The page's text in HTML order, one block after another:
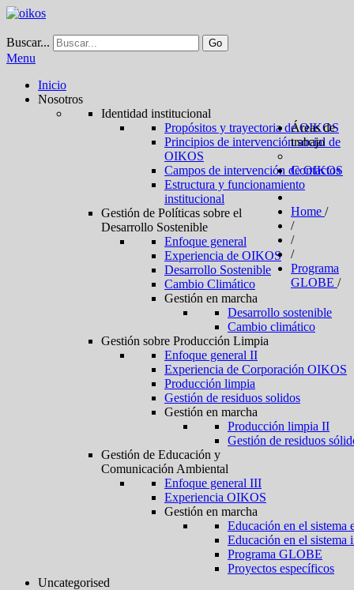
Buscar... Go
Menu
Inicio
Nosotros
Identidad institucional
Propósitos y trayectoria de OIKOS
Principios de intervención social de
OIKOS
Campos de intervención de OIKOS
Estructura y funcionamiento
institucional
Áreas de
trabajo
Gestión de Políticas sobre el
Desarrollo Sostenible
Enfoque general
Experiencia de OIKOS
Desarrollo Sostenible
Cambio Climático
Gestión en marcha
Desarrollo sostenible
Cambio climático
Gestión sobre Producción Limpia
Enfoque general II
Experiencia de Corporación OIKOS
Producción limpia
Gestión de residuos solidos
Gestión en marcha
Producción limpia II
Gestión de residuos
Gestión de Educación y
Comunicación Ambiental
Enfoque general III
Experiencia OIKOS
Gestión en marcha
Educación en el sistema
Educación en el sistema
Programa GLOBE
Proyectos específicos
Contactos
Home /
/
/
/
Programa
GLOBE /
Uncategorised